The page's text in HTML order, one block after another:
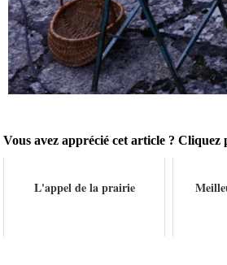
Vous avez apprécié cet article ?
L'appel de la prairie